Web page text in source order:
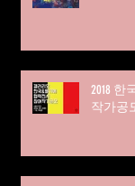
2018 한
작가공